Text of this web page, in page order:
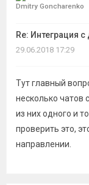
Dmitry Goncharenko
Re: Интеграция
29.06.2018 17:29
Тут главный
несколько чатов
из них одного и
проверить это,
направлении.